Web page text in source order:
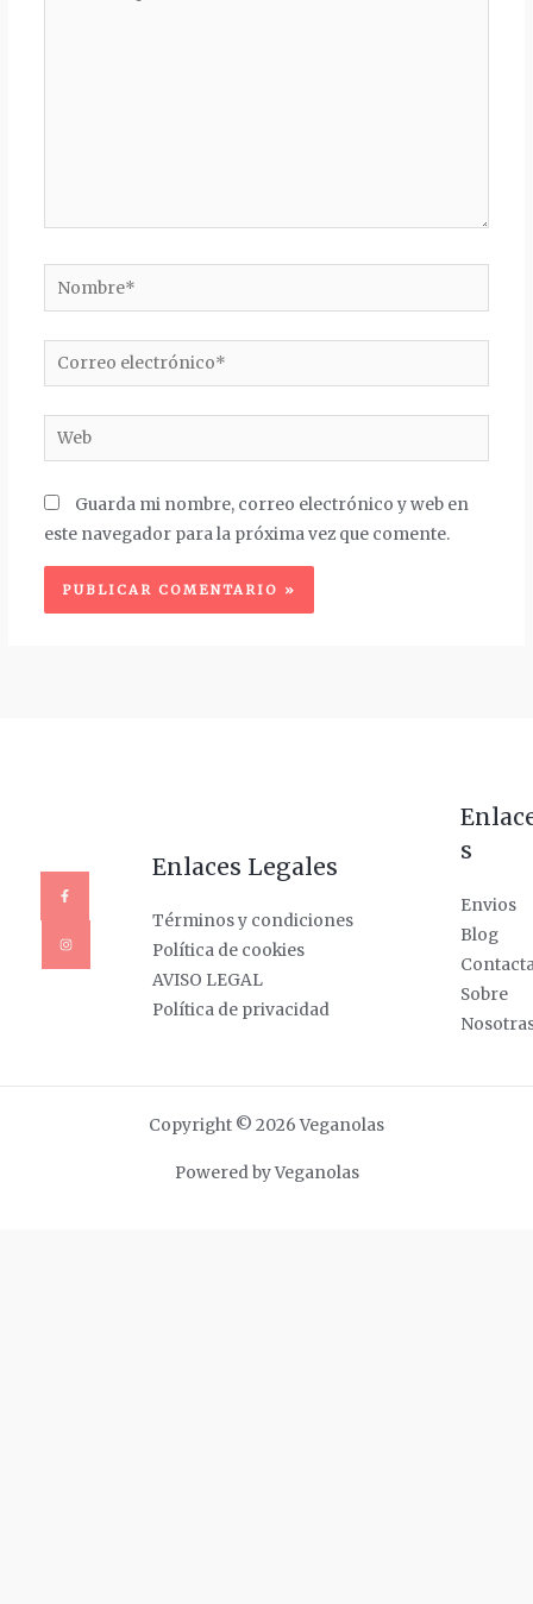
Nombre*
Correo
electrónico*
Web
Guarda mi nombre, correo electrónico y web en
este navegador para la próxima vez que comente.
Enlaces Legales
Términos y condiciones
Política de cookies
AVISO LEGAL
Política de privacidad
s
Envios
Blog
Sobre
Copyright © 2026 Veganolas
Powered by Veganolas